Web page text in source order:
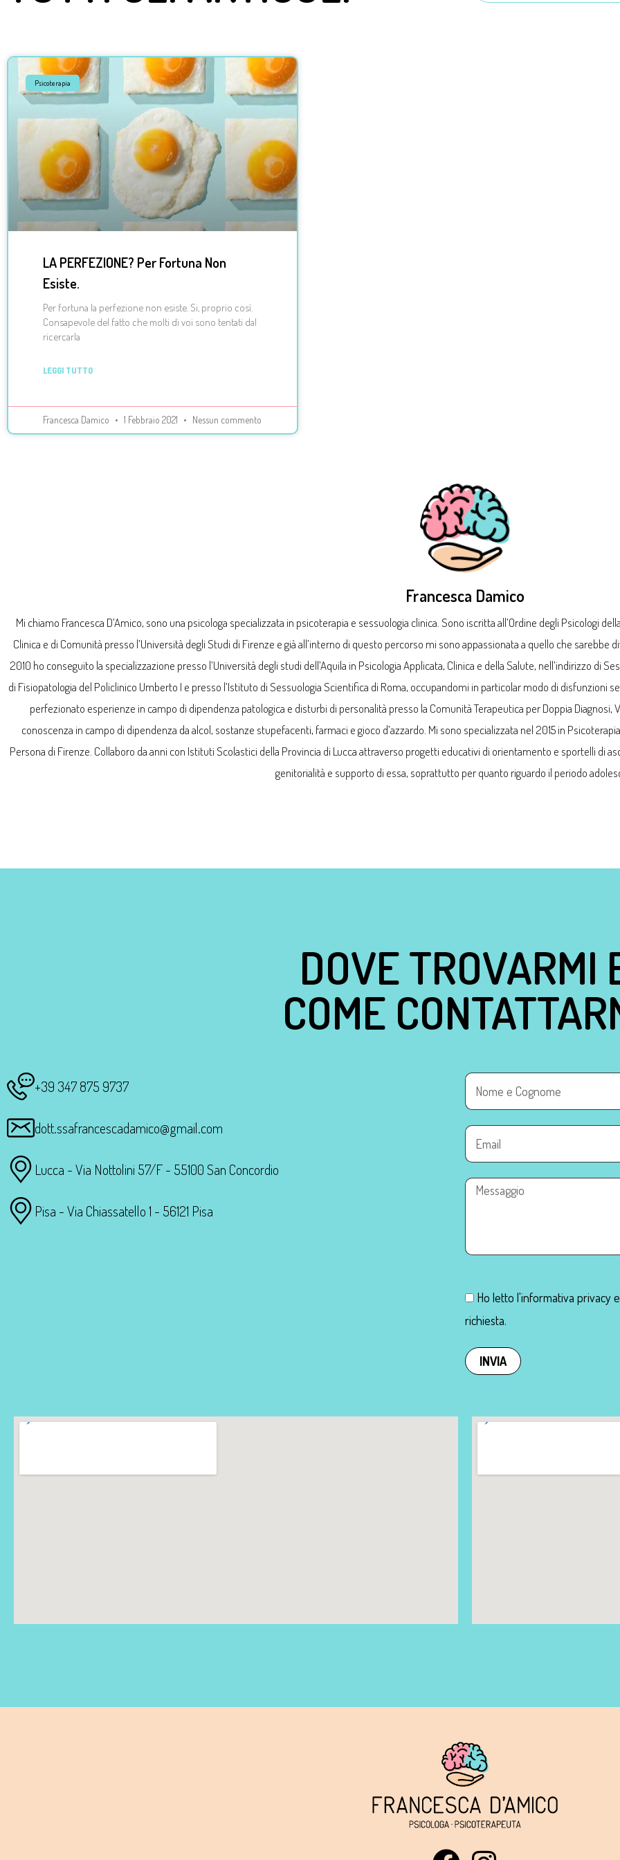
Psicoterapia
LA PERFEZIONE? Per Fortuna Non
Esiste.
Per fortuna la perfezione non esiste. Si, proprio così.
Consapevole del fatto che molti di voi sono tentati dal
ricercarla
LEGGI TUTTO
Francesca Damico 1 Febbraio 2021 Nessun commento
Francesca Damico
Mi chiamo Francesca D’Amico, sono una psicologa specializzata in psicoterapia e sessuologia clinica. Sono iscritta all’Ordine degli Psicologi
Clinica e di Comunità presso l’Università degli Studi di Firenze e già all’interno di questo percorso mi sono appassionata a quello che
2010 ho conseguito la specializzazione presso l’Università degli studi dell’Aquila in Psicologia Applicata, Clinica e della Salute, nell’indirizzo di
di Fisiopatologia del Policlinico Umberto I e presso l’Istituto di Sessuologia Scientifica di Roma, occupandomi in particolar modo di disfunzioni
perfezionato esperienze in campo di dipendenza patologica e disturbi di personalità presso la Comunità Terapeutica per Doppia Diagnosi,
conoscenza in campo di dipendenza da alcol, sostanze stupefacenti, farmaci e gioco d’azzardo. Mi sono specializzata nel 2015 in
Persona di Firenze. Collaboro da anni con Istituti Scolastici della Provincia di Lucca attraverso progetti educativi di orientamento e sportelli di
genitorialità e supporto di essa, soprattutto per quanto riguardo il periodo
DOVE TROVARMI
COME
+39 347 875 9737
dott.ssafrancescadamico@gmail.com
Lucca - Via Nottolini 57/F - 55100 San Concordio
Pisa - Via Chiassatello 1 - 56121 Pisa
Ho letto l'informativa privacy
richiesta.
INVIA